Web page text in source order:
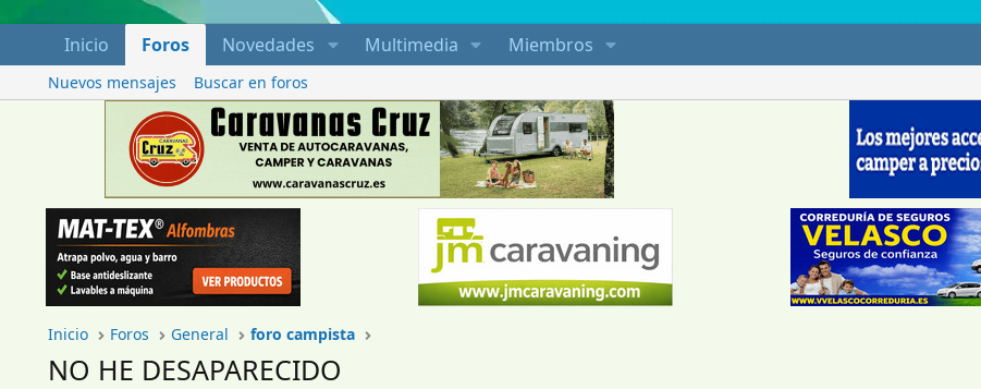
Inicio Foros Novedades Multimedia Miembros
Nuevos mensajes Buscar en foros
Inicio Foros General foro campista
NO HE DESAPARECIDO